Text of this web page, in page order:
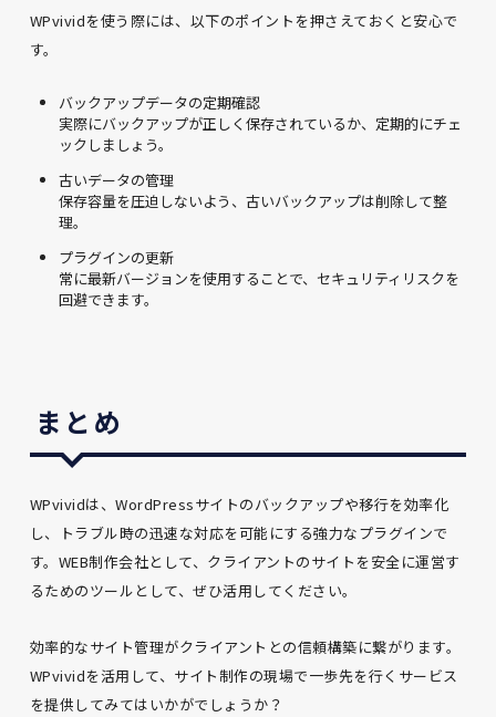
WPvividを使う際には、以下のポイントを押さえておくと安心で
す。
バックアップデータの定期確認
実際にバックアップが正しく保存されているか、定期的にチェ
ックしましょう。
古いデータの管理
保存容量を圧迫しないよう、古いバックアップは削除して整
理。
プラグインの更新
常に最新バージョンを使用することで、セキュリティリスクを
回避できます。
まとめ
WPvividは、WordPressサイトのバックアップや移行を効率化
し、トラブル時の迅速な対応を可能にする強力なプラグインで
す。WEB制作会社として、クライアントのサイトを安全に運営す
るためのツールとして、ぜひ活用してください。
効率的なサイト管理がクライアントとの信頼構築に繋がります。
WPvividを活用して、サイト制作の現場で一歩先を行くサービス
を提供してみてはいかがでしょうか？